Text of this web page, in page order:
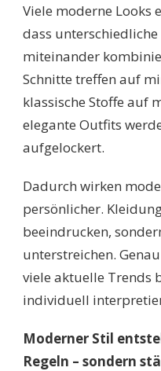
Viele moderne Looks
dass
miteinander
Schnitte treffen auf
klassische Stoffe auf
elegante Outfits
aufgelockert.
Dadurch wirken
persönlicher.
beeindrucken,
unterstreichen.
viele aktuelle Trends
individuell
Moderner Stil
Regeln – sondern